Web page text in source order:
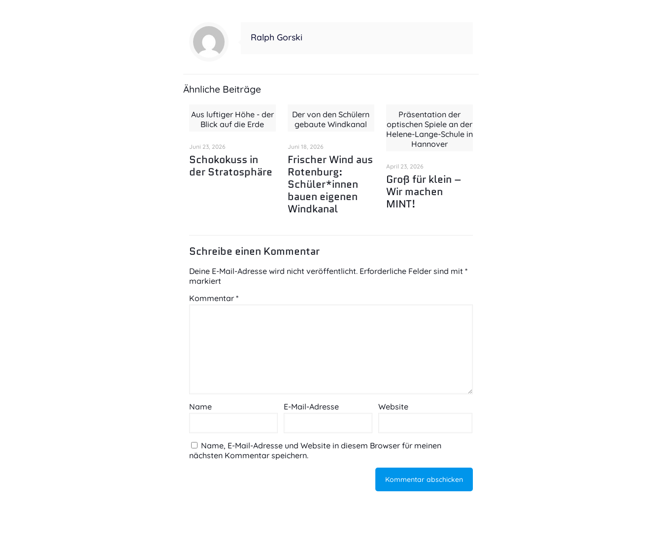
Ralph Gorski
Ähnliche Beiträge
Aus luftiger Höhe - der
Blick auf die Erde
Juni 23, 2026
Schokokuss in
der Stratosphäre
Der von den Schülern
gebaute Windkanal
Juni 18, 2026
Frischer Wind aus
Rotenburg:
Schüler*innen
bauen eigenen
Windkanal
Präsentation der
optischen Spiele an der
Helene-Lange-Schule in
Hannover
April 23, 2026
Groß für klein –
Wir machen
MINT!
Schreibe einen Kommentar
Deine E-Mail-Adresse wird nicht veröffentlicht. Erforderliche Felder sind mit *
markiert
Kommentar *
Name E-Mail-Adresse Website
Name, E-Mail-Adresse und Website in diesem Browser für meinen
nächsten Kommentar speichern.